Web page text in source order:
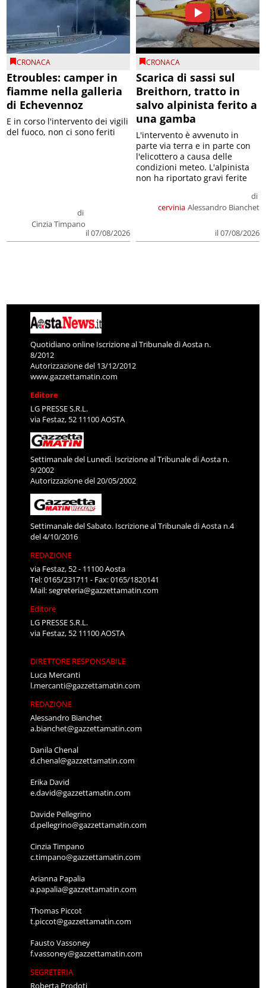
CRONACA
Etroubles: camper in
fiamme nella galleria
di Echevennoz
di
Cinzia Timpano
il 07/08/2026
E in corso l'intervento dei vigili
del fuoco, non ci sono feriti
CRONACA
Scarica di sassi sul
Breithorn, tratto in
salvo alpinista ferito a
una gamba
cervinia
di
Alessandro Bianchet
il 07/08/2026
L'intervento è avvenuto in
parte via terra e in parte con
l'elicottero a causa delle
condizioni meteo. L'alpinista
non ha riportato gravi ferite
Quotidiano online Iscrizione al Tribunale di Aosta n.
8/2012
Autorizzazione del 13/12/2012
www.gazzettamatin.com
Editore
LG PRESSE S.R.L.
via Festaz, 52 11100 AOSTA
Settimanale del Lunedì. Iscrizione al Tribunale di Aosta n.
9/2002
Autorizzazione del 20/05/2002
Settimanale del Sabato. Iscrizione al Tribunale di Aosta n.4
del 4/10/2016
REDAZIONE
via Festaz, 52 - 11100 Aosta
Tel: 0165/231711 - Fax: 0165/1820141
Mail:segreteria@gazzettamatin.com
Editore
LG PRESSE S.R.L.
via Festaz, 52 11100 AOSTA
DIRETTORE RESPONSABILE
Luca Mercanti
l.mercanti@gazzettamatin.com
REDAZIONE
Alessandro Bianchet
a.bianchet@gazzettamatin.com
Danila Chenal
d.chenal@gazzettamatin.com
Erika David
e.david@gazzettamatin.com
Davide Pellegrino
d.pellegrino@gazzettamatin.com
Cinzia Timpano
c.timpano@gazzettamatin.com
Arianna Papalia
a.papalia@gazzettamatin.com
Thomas Piccot
t.piccot@gazzettamatin.com
Fausto Vassoney
f.vassoney@gazzettamatin.com
SEGRETERIA
Roberta Prodoti